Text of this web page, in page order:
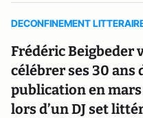
DECONFINEMENT
Frédéric Beigbeder
célébrer ses 30 ans
publication en
lors d’un DJ set